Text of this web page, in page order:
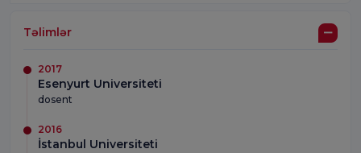
Təlimlər
2017
Esenyurt Universiteti
dosent
2016
İstanbul Universiteti